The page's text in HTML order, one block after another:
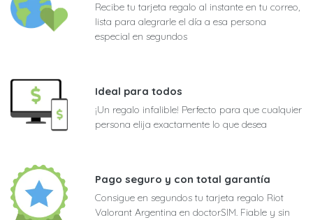
Recibe tu tarjeta regalo al instante en tu correo,
lista para alegrarle el día a esa persona
especial en segundos
Ideal para todos
¡Un regalo infalible! Perfecto para que cualquier
persona elija exactamente lo que desea
Pago seguro y con total garantía
Consigue en segundos tu tarjeta regalo Riot
Valorant Argentina en doctorSIM. Fiable y sin